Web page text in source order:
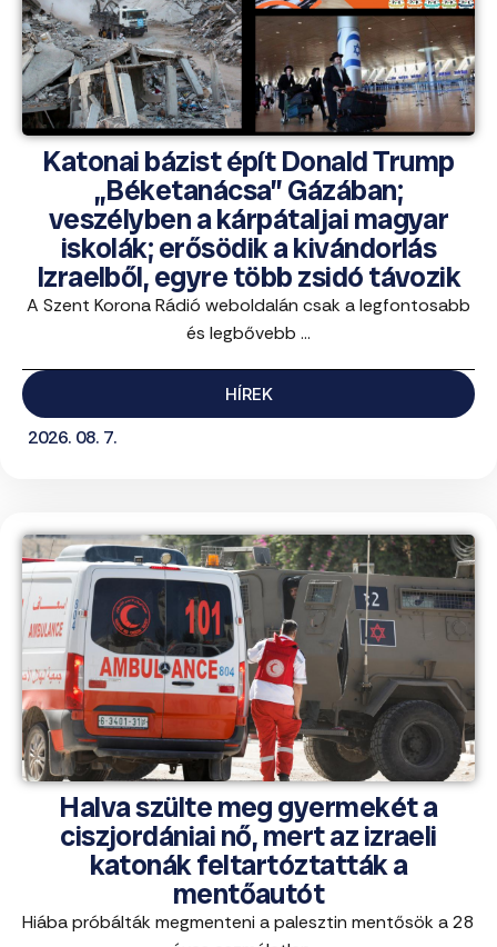
Katonai bázist épít Donald Trump
„Béketanácsa” Gázában;
veszélyben a kárpátaljai magyar
iskolák; erősödik a kivándorlás
Izraelből, egyre több zsidó távozik
A Szent Korona Rádió weboldalán csak a legfontosabb
és legbővebb ...
HÍREK
2026. 08. 7.
Halva szülte meg gyermekét a
ciszjordániai nő, mert az izraeli
katonák feltartóztatták a
mentőautót
Hiába próbálták megmenteni a palesztin mentősök a 28